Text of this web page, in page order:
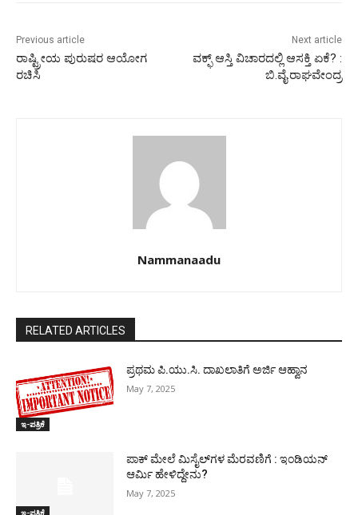
Previous article
ರಾಷ್ಟ್ರೀಯ ಪುರುಷರ ಆಯೋಗ
ರಚಿಸಿ
Next article
ವಕ್ಫ್ ಆಸ್ತಿ ವಿಚಾರದಲ್ಲಿ ಆಸಕ್ತಿ ಏಕೆ? :
ಬಿ.ವೈ.ರಾಘವೇಂದ್ರ
Nammanaadu
RELATED ARTICLES
ಇ-ಪತ್ರಿಕೆ
ಪ್ರಥಮ ಪಿ.ಯು.ಸಿ. ದಾಖಲಾತಿಗೆ ಅರ್ಜಿ ಆಹ್ವಾನ
May 7, 2025
ಪಾಕ್​ ಮೇಲೆ ಮಿಸೈಲ್​ಗಳ ಮೆರವಣಿಗೆ : ಇಂಡಿಯನ್
ಆರ್ಮಿ ಹೇಳಿದ್ದೇನು?
May 7, 2025